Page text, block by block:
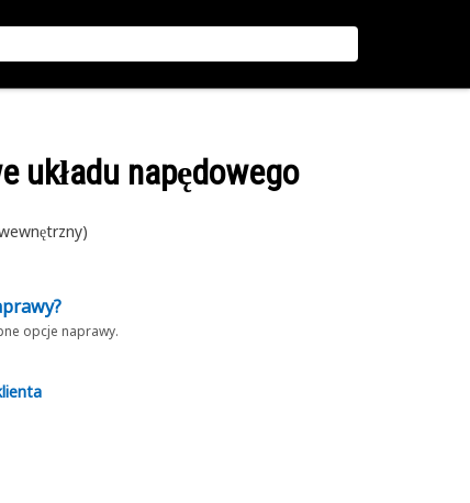
układu napędowego
opcje naprawy.